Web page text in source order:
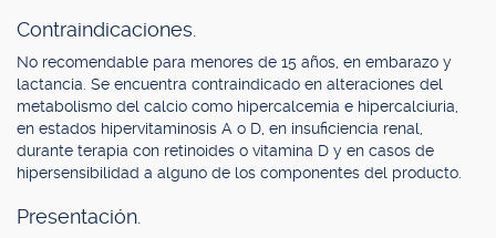
Contraindicaciones.
No recomendable para menores de 15 años, en embarazo y
lactancia. Se encuentra contraindicado en alteraciones del
metabolismo del calcio como hipercalcemia e hipercalciuria,
en estados hipervitaminosis A o D, en insuficiencia renal,
durante terapia con retinoides o vitamina D y en casos de
hipersensibilidad a alguno de los componentes del producto.
Presentación.